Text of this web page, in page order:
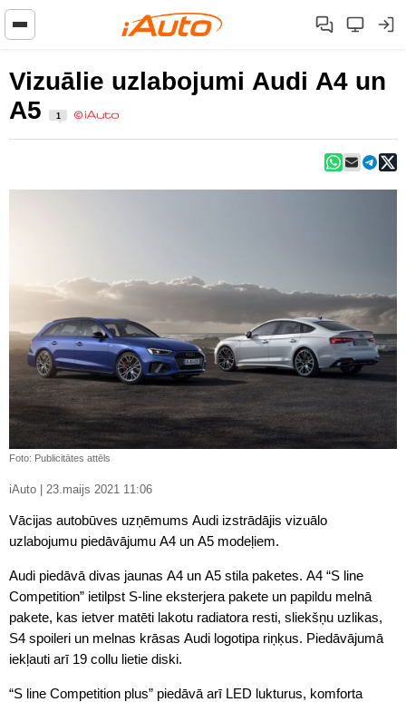
Vizuālie uzlabojumi Audi A4 un
A5
1
Foto: Publicitātes attēls
iAuto | 23.maijs 2021 11:06
Vācijas autobūves uzņēmums Audi izstrādājis vizuālo
uzlabojumu piedāvājumu A4 un A5 modeļiem.
Audi piedāvā divas jaunas A4 un A5 stila paketes. A4 “S line
Competition” ietilpst S-line eksterjera pakete un papildu melnā
pakete, kas ietver matēti lakotu radiatora resti, sliekšņu uzlikas,
S4 spoileri un melnas krāsas Audi logotipa riņķus. Piedāvājumā
iekļauti arī 19 collu lietie diski.
“S line Competition plus” piedāvā arī LED lukturus, komforta